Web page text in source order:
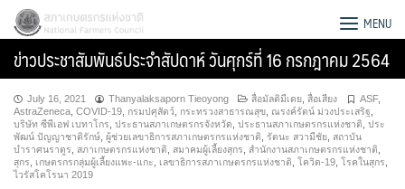
Skip
content
สภาเกษตรกรแห่งชาติ MENU
ข่าวประชาสัมพันธ์ประจำสัปดาห์ วันศุกร์ที่ 16 กรกฎาคม 2564
July 16, 2021 Thanyalaksaporn Tieoyong สื่อมัลติมีเดย สื่อเสียง ASF,
AstraZeneca COVID-19 กรมปศุสัตว์ กระทรวงสาธารณสุข ณรงค์รัตน์ ม่วงประเสริฐ
บริษัท ซีพีเอฟ เบทาโกร ประธานสภาเกษตรกรจังหวัด ประธานสภาเกษตรกรแห่งชาติ ประ
พัฒน์ ปัญญาชาติรักษ์ ผู้ช่วยเลขาธิการสภาเกษตรกรแห่งชาติ รัตนะ สวามีชัย สถาบัน
บำราศนราดูร
สภาเกษตรกรแห่งชาติ สมาคมผู้เลี้ยงสุกร สำนักงานสภาเกษตรกรแห่งชาติ
สุกร
เกษตรกรกลุ่มผู้เลี้ยงแพะ-แกะ เลขาธิการสภาเกษตรกรแห่งชาติ โควิด-19 โรคในสุกร
ไวรัสโคโรนา 2019